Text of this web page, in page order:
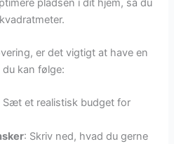
pladsen i dit hjem, så du
er det vigtigt at have en
kan følge:
Sæt et realistisk budget for
: Skriv ned, hvad du gerne